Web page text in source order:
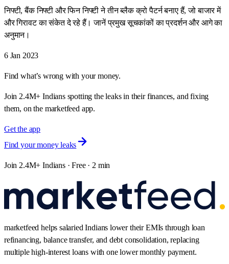
निफ्टी, बैंक निफ्टी और फिन निफ्टी ने तीन ब्लैक क्रो पैटर्न बनाए हैं, जो बाजार में
और गिरावट का संकेत दे रहे हैं। जानें प्रमुख सूचकांकों का प्रदर्शन और आगे का
अनुमान।
6 Jan 2023
Find what’s wrong with your money.
Join 2.4M+ Indians spotting the leaks in their finances, and fixing
them, on the marketfeed app.
Get the app
Find your money leaks
Join 2.4M+ Indians · Free · 2 min
marketfeed helps salaried Indians lower their EMIs through loan
refinancing, balance transfer, and debt consolidation, replacing
multiple high-interest loans with one lower monthly payment.